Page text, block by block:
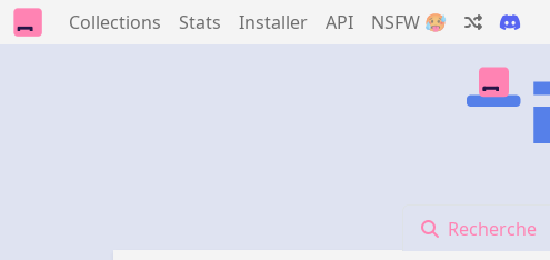
Collections Stats Installer API NSFW 🥵
Recherche